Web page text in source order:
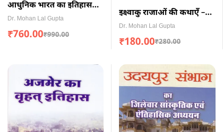
आधुनिक भारत का इतिहास
(हार्डबाउण्ड)
Dr. Mohan Lal Gupta
₹990.00
₹760.00
इक्ष्वाकु राजाओं की कथाएँ –
पुराणों की कथाएँ-2
Dr. Mohan Lal Gupta
₹280.00
₹180.00